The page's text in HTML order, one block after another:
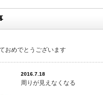
おめでとうございます
2016.7.18
周りが見えなくなる